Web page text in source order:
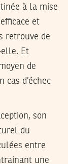
à la mise
et
retrouve de
Et
de
cas d’échec
son
du
entre
une